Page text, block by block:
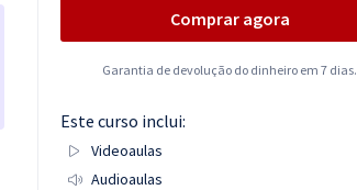
Comprar agora
Garantia de devolução do dinheiro em 7 dias.
Este curso inclui:
Videoaulas
Audioaulas